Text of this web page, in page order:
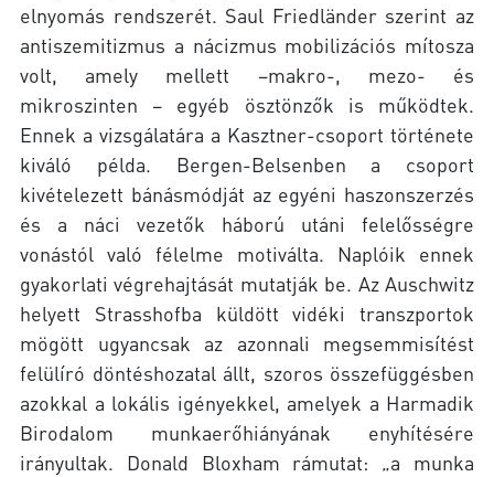
elnyomás rendszerét. Saul Friedländer szerint az
antiszemitizmus a nácizmus mobilizációs mítosza
volt, amely mellett –makro-, mezo- és
mikroszinten – egyéb ösztönzők is működtek.
Ennek a vizsgálatára a Kasztner-csoport története
kiváló példa. Bergen-Belsenben a csoport
kivételezett bánásmódját az egyéni haszonszerzés
és a náci vezetők háború utáni felelősségre
vonástól való félelme motiválta. Naplóik ennek
gyakorlati végrehajtását mutatják be. Az Auschwitz
helyett Strasshofba küldött vidéki transzportok
mögött ugyancsak az azonnali megsemmisítést
felülíró döntéshozatal állt, szoros összefüggésben
azokkal a lokális igényekkel, amelyek a Harmadik
Birodalom munkaerőhiányának enyhítésére
irányultak. Donald Bloxham rámutat: „a munka